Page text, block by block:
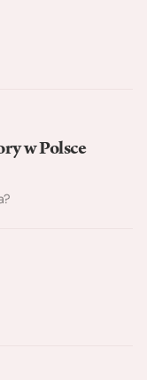
w Polsce